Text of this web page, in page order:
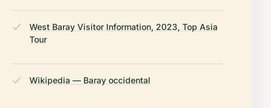
West Baray Visitor Information, 2023, Top Asia
Tour
Wikipedia — Baray occidental